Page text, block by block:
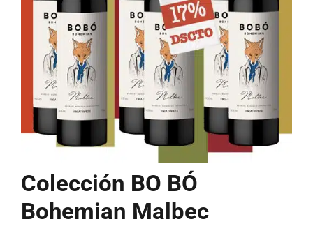
Colección BO BÓ
Bohemian Malbec